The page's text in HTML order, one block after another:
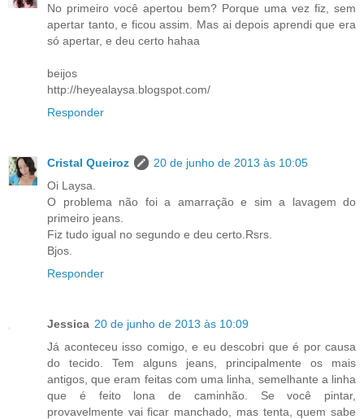
No primeiro você apertou bem? Porque uma vez fiz, sem
apertar tanto, e ficou assim. Mas ai depois aprendi que era
só apertar, e deu certo hahaa
beijos
http://heyealaysa.blogspot.com/
Responder
Cristal Queiroz
20 de junho de 2013 às 10:05
Oi Laysa.
O problema não foi a amarração e sim a lavagem do
primeiro jeans.
Fiz tudo igual no segundo e deu certo.Rsrs.
Bjos.
Responder
Jessica 20 de junho de 2013 às 10:09
Já aconteceu isso comigo, e eu descobri que é por causa
do tecido. Tem alguns jeans, principalmente os mais
antigos, que eram feitas com uma linha, semelhante a linha
que é feito lona de caminhão. Se você pintar,
provavelmente vai ficar manchado, mas tenta, quem sabe